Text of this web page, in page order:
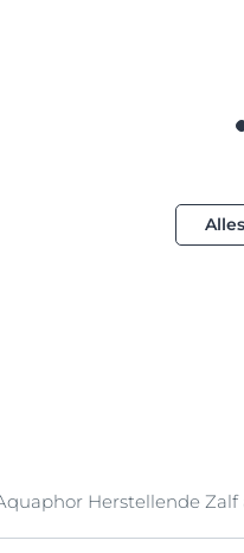
Herstellende Zalf